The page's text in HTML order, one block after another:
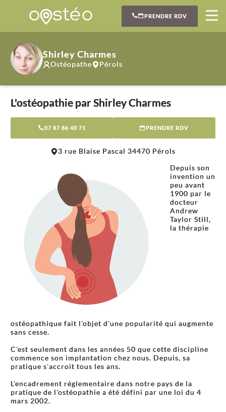
PRENDRE RDV
Shirley Charmes
Ostéopathe Pérols
L'ostéopathie par Shirley Charmes
07 87 86 40 71 PRENDRE RDV
3 rue Blaise Pascal 34470 Pérols
Depuis son
invention un
peu avant
1900 par le
docteur
Andrew
Taylor Still,
la thérapie
ostéopathique fait l'objet d'une popularité qui augmente
sans cesse.
C'est seulement dans les années 50 que cette discipline
commence son implantation chez nous. Depuis, sa
pratique s'accroit tous les ans.
L'encadrement réglementaire dans notre pays de la
pratique de l'ostéopathie a été défini par une loi du 4
mars 2002.